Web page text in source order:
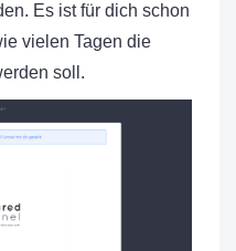
Es ist für dich schon
vielen Tagen die
soll.